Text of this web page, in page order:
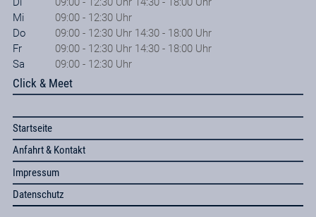
Mi
09:00 - 12:30 Uhr
Do
09:00 - 12:30 Uhr 14:30 - 18:00 Uhr
Fr
09:00 - 12:30 Uhr 14:30 - 18:00 Uhr
Sa
09:00 - 12:30 Uhr
Click & Meet
Startseite
Anfahrt & Kontakt
Impressum
Datenschutz